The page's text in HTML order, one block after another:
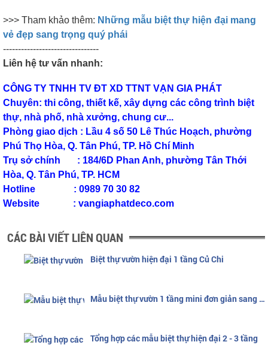
>>> Tham khảo thêm: Những mẫu biệt thự hiện đại mang
vẻ đẹp sang trọng quý phái
--------------------------------
Liên hệ tư vấn nhanh:
CÔNG TY TNHH TV ĐT XD TTNT VẠN GIA PHÁT
Chuyên: thi công, thiết kế, xây dựng các công trình biệt
thự, nhà phố, nhà xưởng, chung cư...
Phòng giao dịch : Lầu 4 số 50 Lê Thúc Hoạch, phường
Phú Thọ Hòa, Q. Tân Phú, TP. Hồ Chí Minh
Trụ sở chính : 184/6D Phan Anh, phường Tân Thới
Hòa, Q. Tân Phú, TP. HCM
Hotline : 0989 70 30 82
Website : vangiaphatdeco.com
CÁC BÀI VIẾT LIÊN QUAN
Biệt thự vườn hiện đại 1 tầng Củ Chi
Mẫu biệt thự vườn 1 tầng mini đơn giản sang trọng
Tổng hợp các mẫu biệt thự hiện đại 2 - 3 tầng